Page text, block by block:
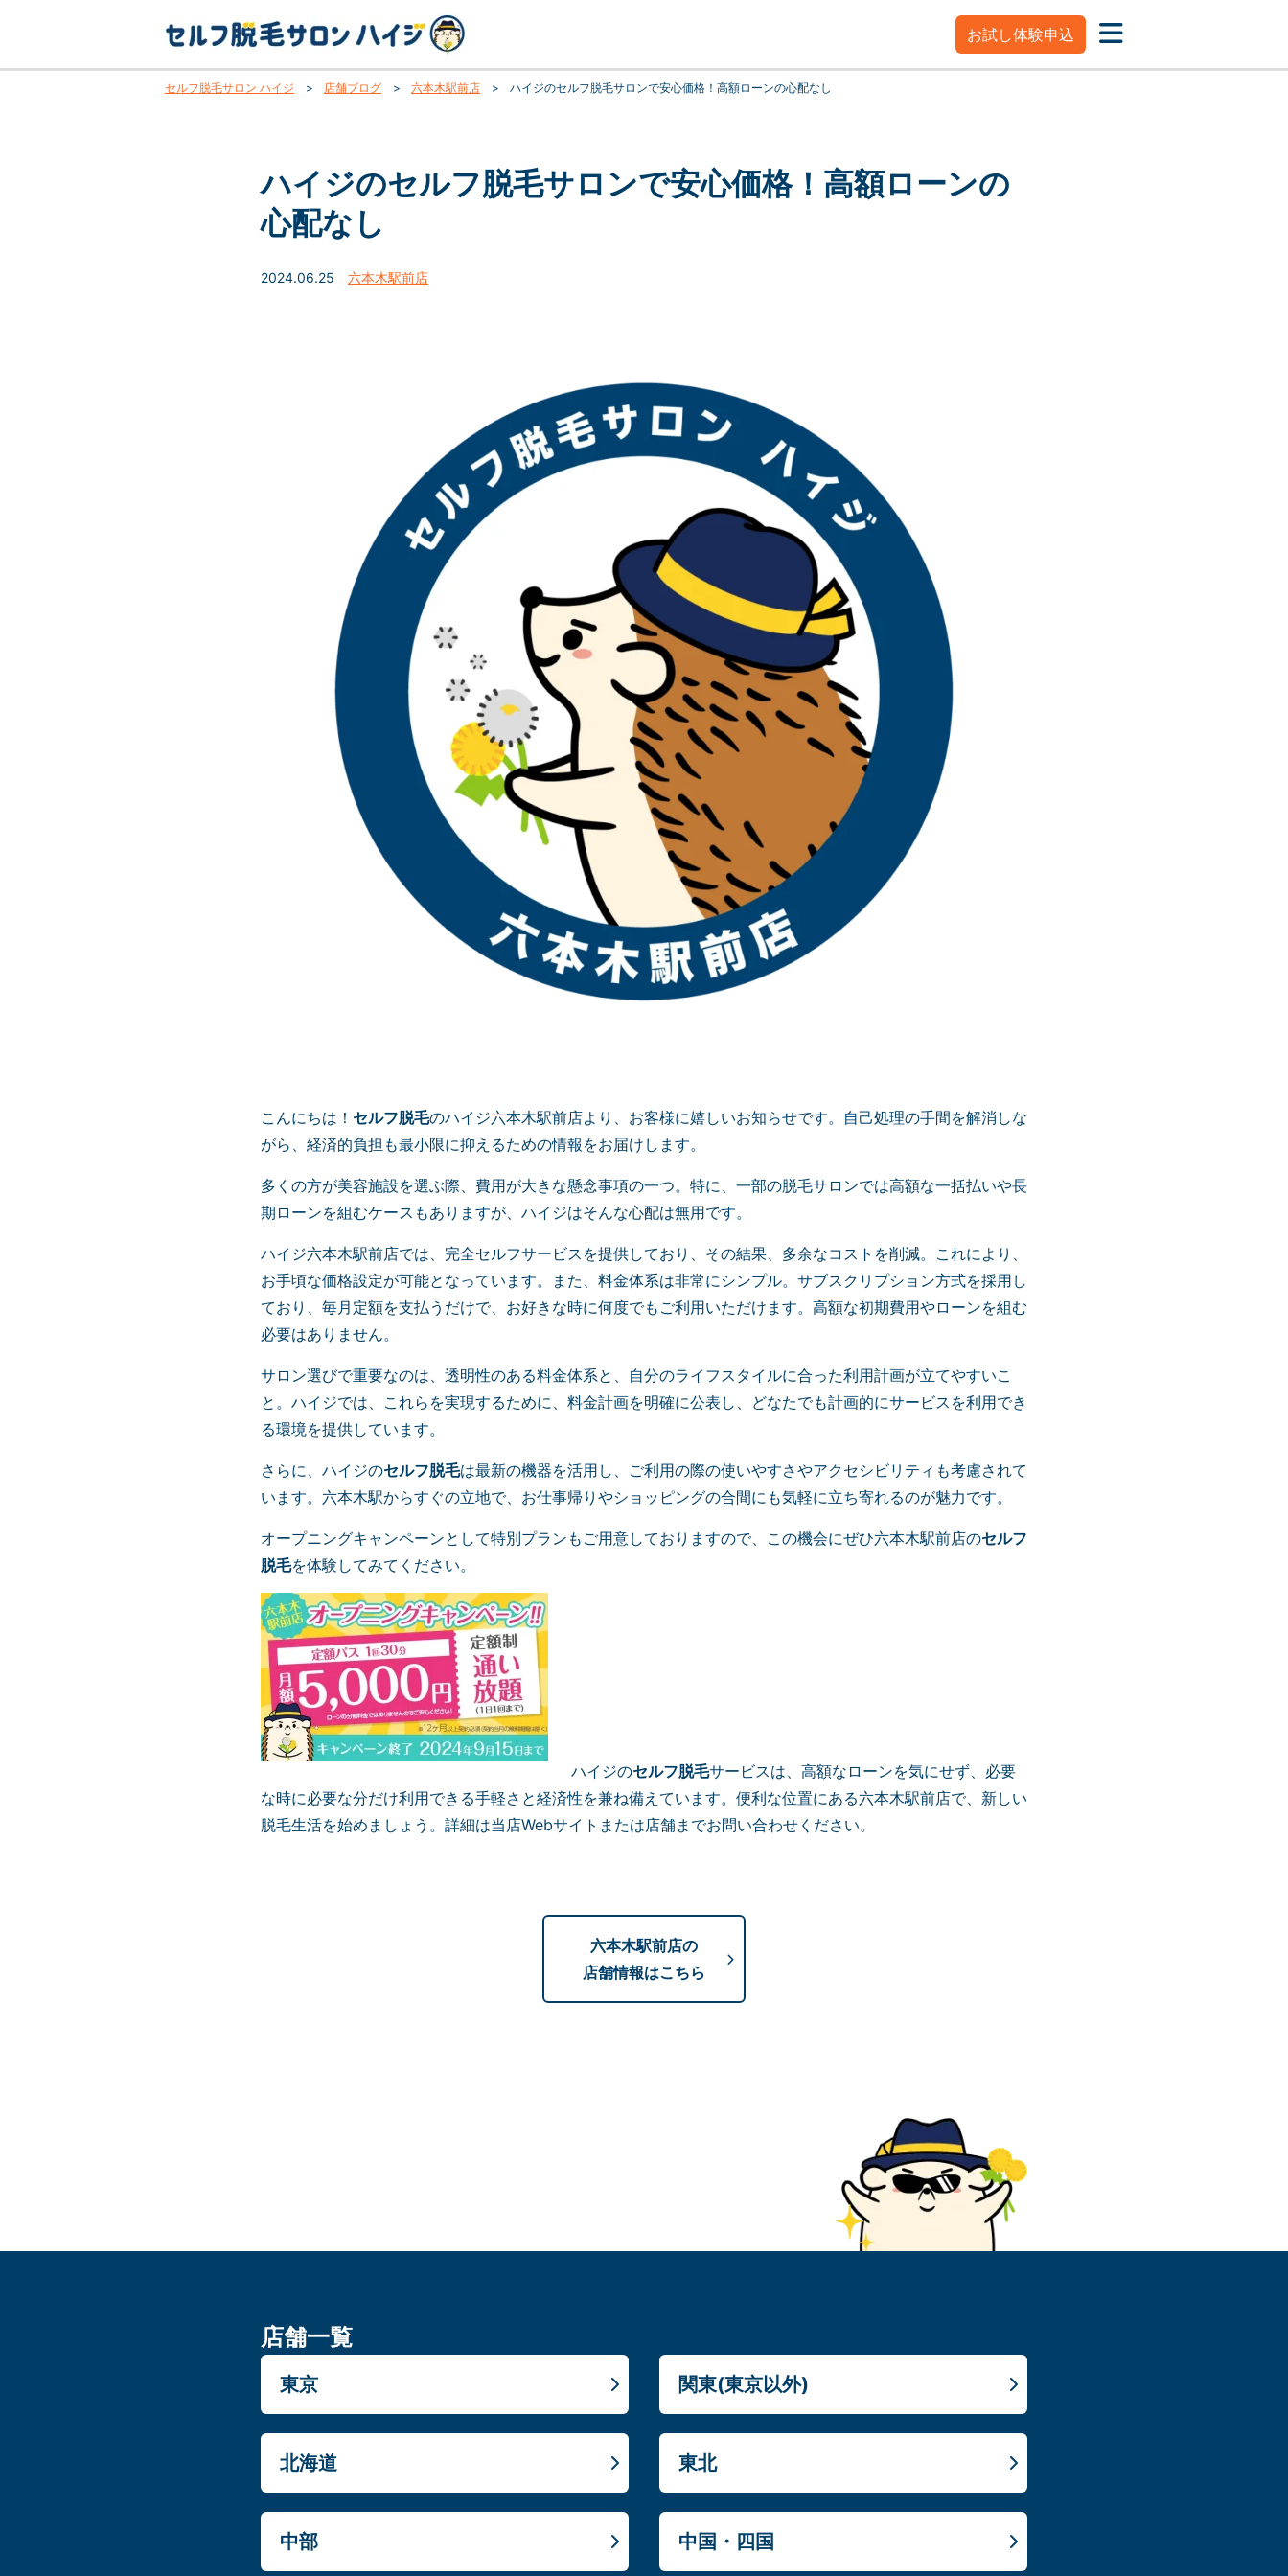
お試し体験申込
セルフ脱毛サロン ハイジ > 店舗ブログ > 六本木駅前店 > ハイジのセルフ脱毛サロンで安心価格！高額ローンの心配なし
ハイジのセルフ脱毛サロンで安心価格！高額ローンの
心配なし
2024.06.25 六本木駅前店
こんにちは！ セルフ脱毛のハイジ六本木駅前店より、お客様に嬉しいお知らせです。自己処理の手間を解消しな
がら、経済的負担も最小限に抑えるための情報をお届けします。
多くの方が美容施設を選ぶ際、費用が大きな懸念事項の一つ。特に、一部の脱毛サロンでは高額な一括払いや長
期ローンを組むケースもありますが、ハイジはそんな心配は無用です。
ハイジ六本木駅前店では、完全セルフサービスを提供しており、その結果、多余なコストを削減。これにより、
お手頃な価格設定が可能となっています。また、料金体系は非常にシンプル。サブスクリプション方式を採用し
ており、毎月定額を支払うだけで、お好きな時に何度でもご利用いただけます。高額な初期費用やローンを組む
必要はありません。
サロン選びで重要なのは、透明性のある料金体系と、自分のライフスタイルに合った利用計画が立てやすいこ
と。ハイジでは、これらを実現するために、料金計画を明確に公表し、どなたでも計画的にサービスを利用でき
る環境を提供しています。
さらに、ハイジのセルフ脱毛は最新の機器を活用し、ご利用の際の使いやすさやアクセシビリティも考慮されて
います。六本木駅からすぐの立地で、お仕事帰りやショッピングの合間にも気軽に立ち寄れるのが魅力です。
オープニングキャンペーンとして特別プランもご用意しておりますので、この機会にぜひ六本木駅前店のセルフ
脱毛を体験してみてください。
ハイジのセルフ脱毛サービスは、高額なローンを気にせず、必要
な時に必要な分だけ利用できる手軽さと経済性を兼ね備えています。便利な位置にある六本木駅前店で、新しい
脱毛生活を始めましょう。詳細は当店Webサイトまたは店舗までお問い合わせください。
六本木駅前店の
店舗情報はこちら
店舗一覧
東京 関東(東京以外)
北海道 東北
中部 中国・四国